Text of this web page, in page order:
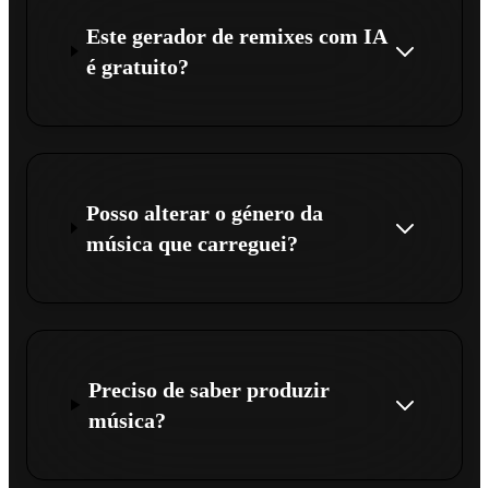
Este gerador de remixes com IA
é gratuito?
Posso alterar o género da
música que carreguei?
Preciso de saber produzir
música?